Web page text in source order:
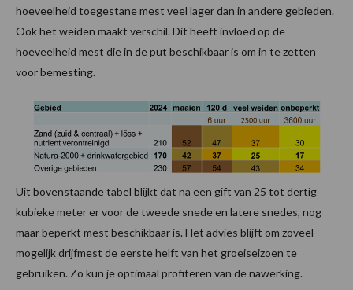
hoeveelheid toegestane mest veel lager dan in andere gebieden.
Ook het weiden maakt verschil. Dit heeft invloed op de
hoeveelheid mest die in de put beschikbaar is om in te zetten
voor bemesting.
Uit bovenstaande tabel blijkt dat na een gift van 25 tot dertig
kubieke meter er voor de tweede snede en latere snedes, nog
maar beperkt mest beschikbaar is. Het advies blijft om zoveel
mogelijk drijfmest de eerste helft van het groeiseizoen te
gebruiken. Zo kun je optimaal profiteren van de nawerking.